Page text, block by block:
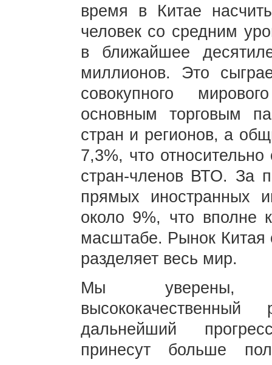
время в Китае
человек со средним
в ближайшее
миллионов. Это
совокупного
основным торговым
стран и регионов, а
7,3%, что относительно
стран-членов ВТО. За
прямых иностранных
около 9%, что вполне
масштабе. Рынок
разделяет весь мир.
Мы уверены,
дальнейший
принесут больше